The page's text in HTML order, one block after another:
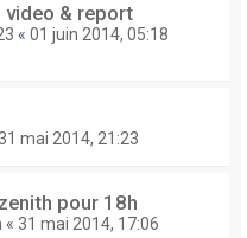
& report
« 01 juin 2014, 05:18
31 mai 2014, 21:23
pour 18h
« 31 mai 2014, 17:06